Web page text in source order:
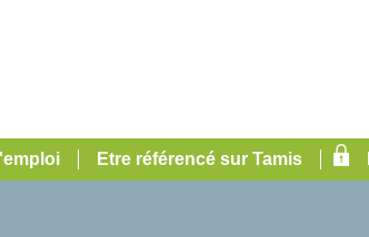
Etre référencé sur Tamis